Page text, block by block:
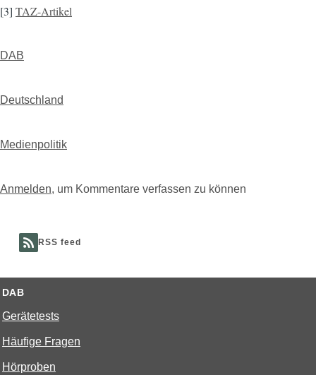
[3] TAZ-Artikel
DAB
Deutschland
Medienpolitik
Anmelden, um Kommentare verfassen zu können
RSS feed
DAB
Gerätetests
Häufige Fragen
Hörproben